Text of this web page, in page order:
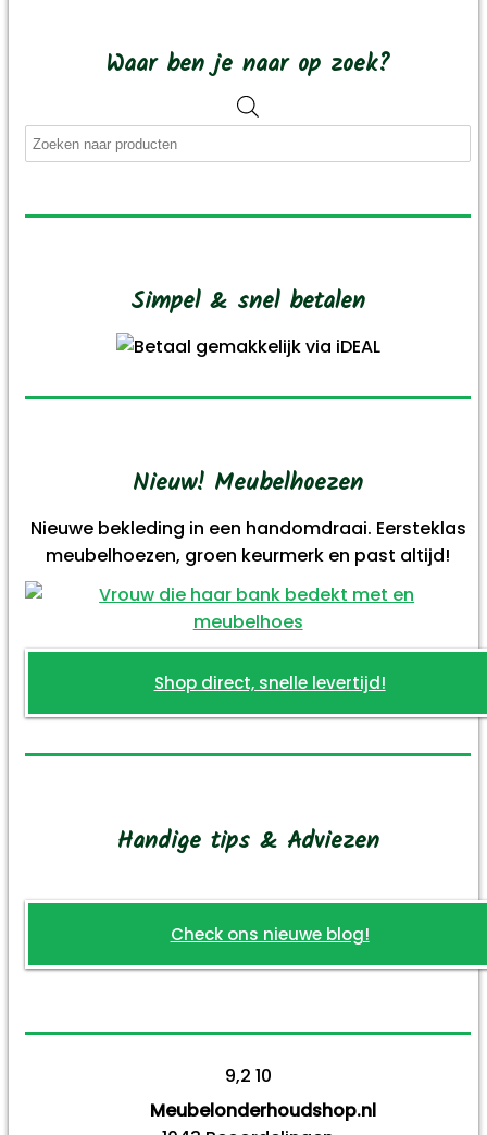
kan
de
Waar ben je naar op zoek?
Simpel & snel betalen
Nieuw! Meubelhoezen
Nieuwe bekleding in een handomdraai. Eersteklas
meubelhoezen, groen keurmerk en past altijd!
Shop direct, snelle levertijd!
Handige tips & Adviezen
Check ons nieuwe blog!
9,2 10
Meubelonderhoudshop.nl